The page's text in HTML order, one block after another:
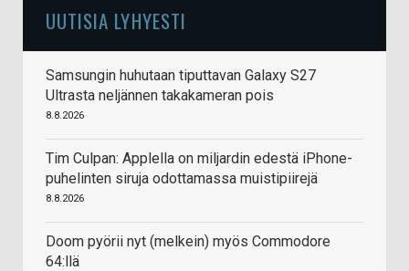
UUTISIA LYHYESTI
Samsungin huhutaan tiputtavan Galaxy S27
Ultrasta neljännen takakameran pois
8.8.2026
Tim Culpan: Applella on miljardin edestä iPhone-
puhelinten siruja odottamassa muistipiirejä
8.8.2026
Doom pyörii nyt (melkein) myös Commodore
64:llä